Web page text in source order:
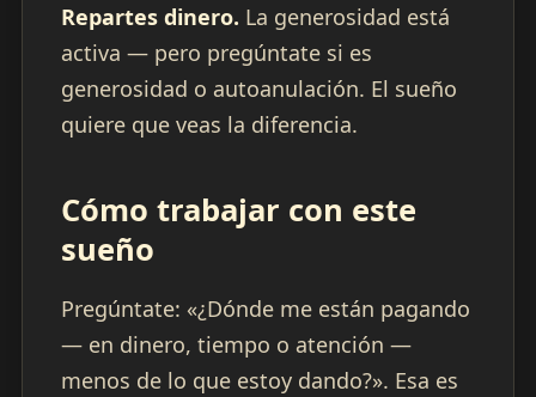
Repartes dinero. La generosidad está
activa — pero pregúntate si es
generosidad o autoanulación. El sueño
quiere que veas la diferencia.
Cómo trabajar con este
sueño
Pregúntate: «¿Dónde me están pagando
— en dinero, tiempo o atención —
menos de lo que estoy dando?». Esa es